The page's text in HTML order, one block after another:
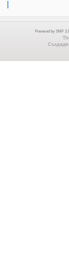
Powered by SMF